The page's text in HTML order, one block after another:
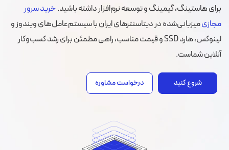
برای هاستینگ، گیمینگ و توسعه نرم‌افزار داشته باشید.خرید سرور
مجازیمیزبانی‌شده در دیتاسنترهای ایران با سیستم‌عامل‌های ویندوز و
لینوکس، هارد SSD و قیمت مناسب، راهی مطمئن برای رشد کسب‌وکار
آنلاین شماست.
شروع کنید درخواست مشاوره